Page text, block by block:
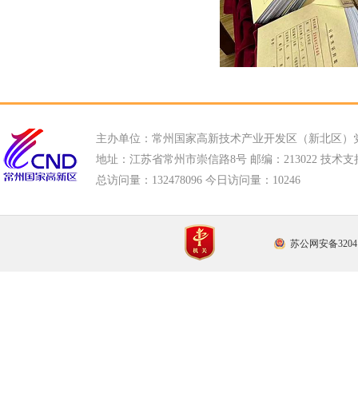
主办单位：常州国家高新技术产业开发区（新北区）
地址：江苏省常州市崇信路8号 邮编：213022 技术支
总访问量： 132478096 今日访问量： 10246
苏公网安备